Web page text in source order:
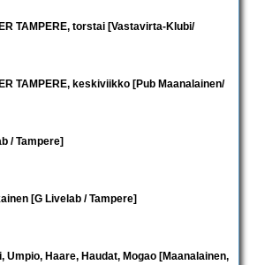
TAMPERE, torstai [Vastavirta-Klubi/
TAMPERE, keskiviikko [Pub Maanalainen/
/ Tampere]
[G Livelab / Tampere]
Umpio, Haare, Haudat, Mogao [Maanalainen,